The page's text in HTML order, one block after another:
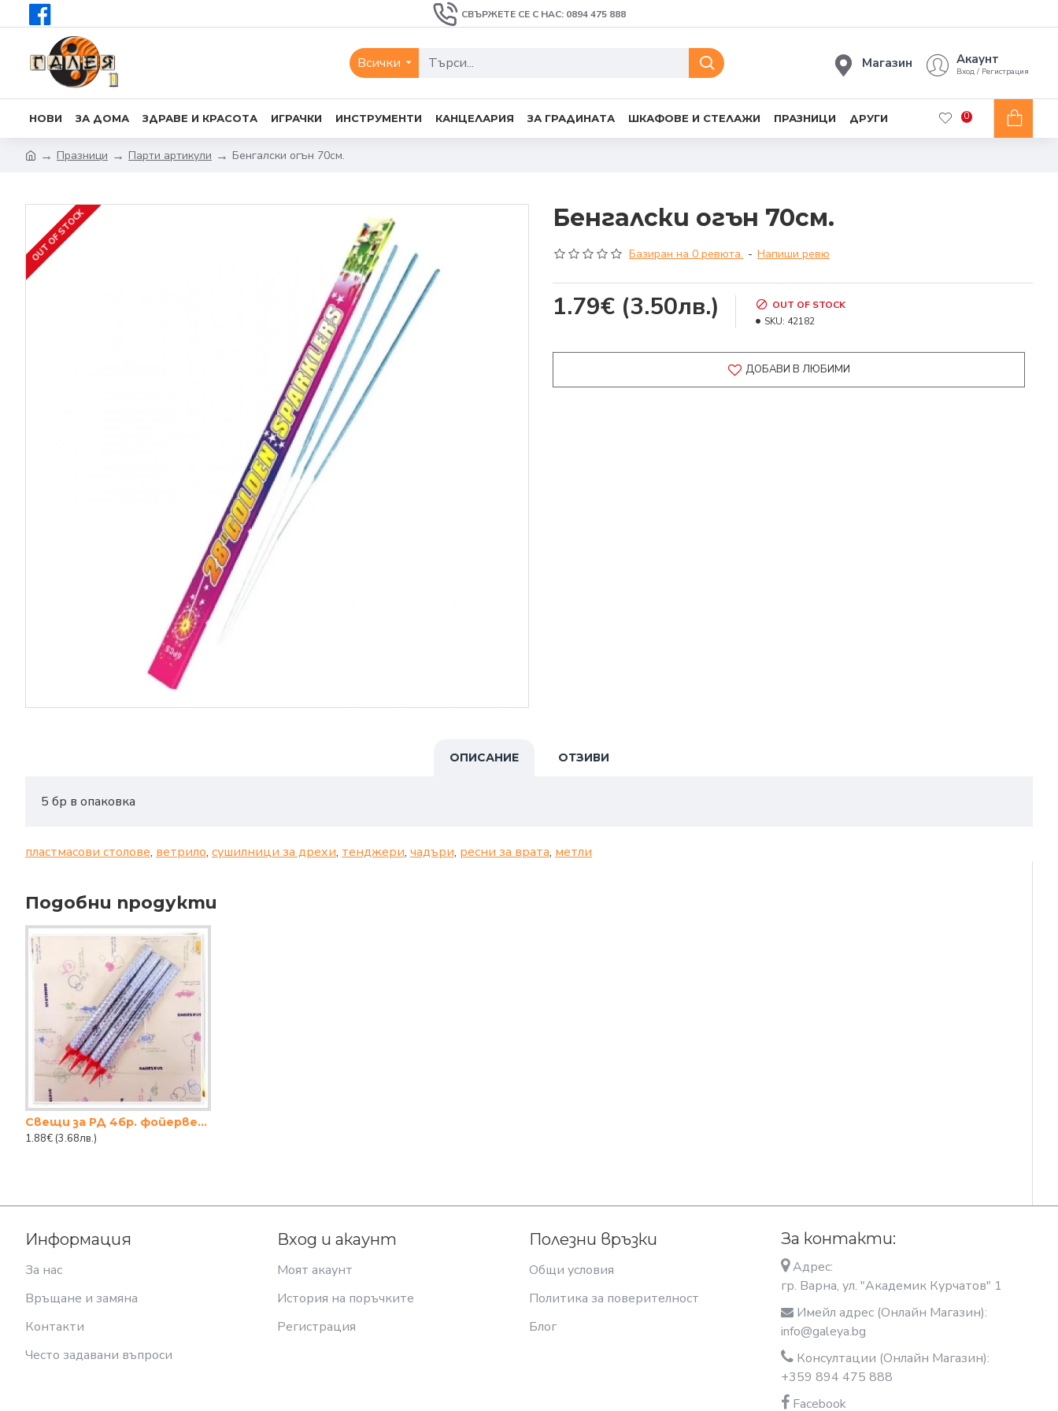
СВЪРЖЕТЕ СЕ С НАС: 0894 475 888
Всички Магазин Акаунт
Вход / Регистрация
НОВИ ЗА ДОМА ЗДРАВЕ И КРАСОТА ИГРАЧКИ ИНСТРУМЕНТИ КАНЦЕЛАРИЯ ЗА ГРАДИНАТА ШКАФОВЕ И СТЕЛАЖИ ПРАЗНИЦИ ДРУГИ 0
Празници Парти артикули Бенгалски огън 70см.
OUT OF STOCK Бенгалски огън 70см.
Базиран на 0 ревюта. - Напиши ревю
1.79€ (3.50лв.)
OUT OF STOCK
SKU: 42182
ДОБАВИ В ЛЮБИМИ
ОПИСАНИЕ ОТЗИВИ
5 бр в опаковка
пластмасови столове, ветрило, сушилници за дрехи, тенджери, чадъри, ресни за врата, метли
Подобни продукти
Свещи за РД 4бр. фойерверки 18см. сиви
1.88€ (3.68лв.)
Информация
За нас
Връщане и замяна
Контакти
Често задавани въпроси
Вход и акаунт
Моят акаунт
История на поръчките
Регистрация
Полезни връзки
Общи условия
Политика за поверителност
Блог
За контакти:
Адрес:
гр. Варна, ул. "Академик Курчатов" 1
Имейл адрес (Онлайн Магазин):
info@galeya.bg
Консултации (Онлайн Магазин):
+359 894 475 888
Facebook